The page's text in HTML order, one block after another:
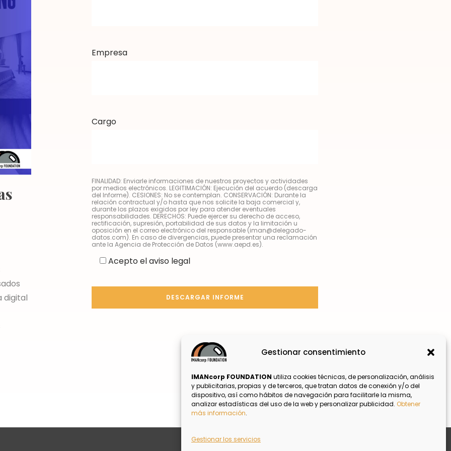
Gestionar consentimiento
IMANcorp FOUNDATION utiliza cookies técnicas, de personalización, análisis
y publicitarias, propias y de terceros, que tratan datos de conexión y/o del
dispositivo, así como hábitos de navegación para facilitarle la misma,
analizar estadísticas del uso de la web y personalizar publicidad. Obtener
más información.
Gestionar los servicios
digital
Empresa
Cargo
FINALIDAD: Enviarle informaciones de nuestros proyectos y actividades
por medios electrónicos. LEGITIMACIÓN: Ejecución del acuerdo (descarga
del Informe). CESIONES: No se contemplan. CONSERVACIÓN: Durante la
relación contractual y/o hasta que nos solicite la baja comercial y,
durante los plazos exigidos por ley para atender eventuales
responsabilidades. DERECHOS: Puede ejercer su derecho de acceso,
rectificación, supresión, portabilidad de sus datos y la limitación u
oposición en el correo electrónico del responsable (iman@delegado-
datos.com). En caso de divergencias, puede presentar una reclamación
ante la Agencia de Protección de Datos (www.aepd.es).
Acepto el aviso legal